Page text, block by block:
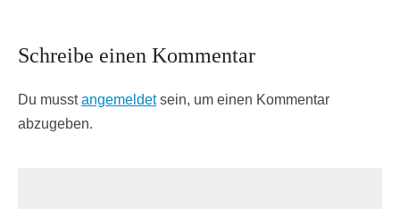
Schreibe einen Kommentar
Du musstangemeldetsein, um einen Kommentar
abzugeben.